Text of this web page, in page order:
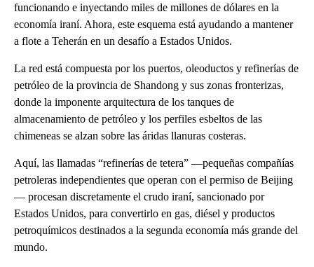
funcionando e inyectando miles de millones de dólares en la
economía iraní. Ahora, este esquema está ayudando a mantener
a flote a Teherán en un desafío a Estados Unidos.
La red está compuesta por los puertos, oleoductos y refinerías de
petróleo de la provincia de Shandong y sus zonas fronterizas,
donde la imponente arquitectura de los tanques de
almacenamiento de petróleo y los perfiles esbeltos de las
chimeneas se alzan sobre las áridas llanuras costeras.
Aquí, las llamadas “refinerías de tetera” —pequeñas compañías
petroleras independientes que operan con el permiso de Beijing
— procesan discretamente el crudo iraní, sancionado por
Estados Unidos, para convertirlo en gas, diésel y productos
petroquímicos destinados a la segunda economía más grande del
mundo.